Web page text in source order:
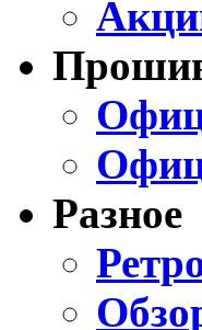
Разное